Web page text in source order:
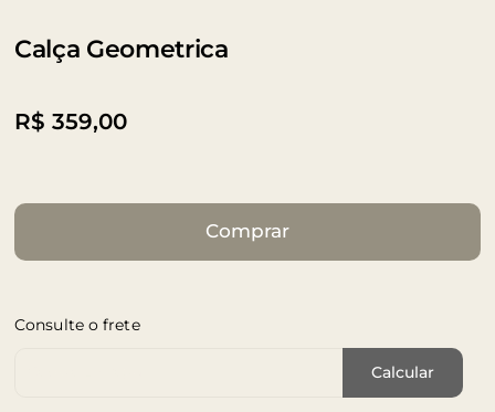
Calça Geometrica
R$ 359,00
Comprar
Consulte o frete
Calcular